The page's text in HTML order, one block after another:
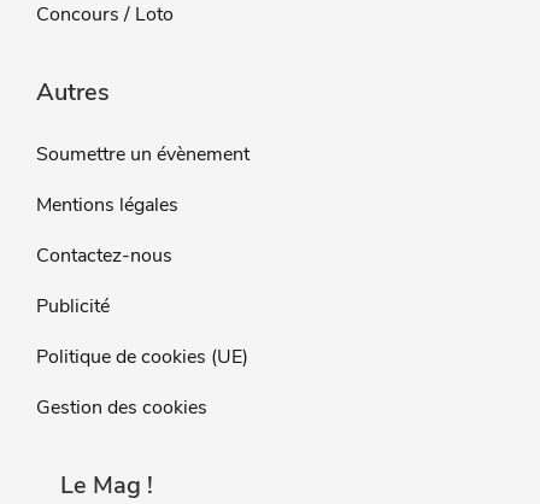
Concours / Loto
Autres
Soumettre un évènement
Mentions légales
Contactez-nous
Publicité
Politique de cookies (UE)
Gestion des cookies
Le Mag !